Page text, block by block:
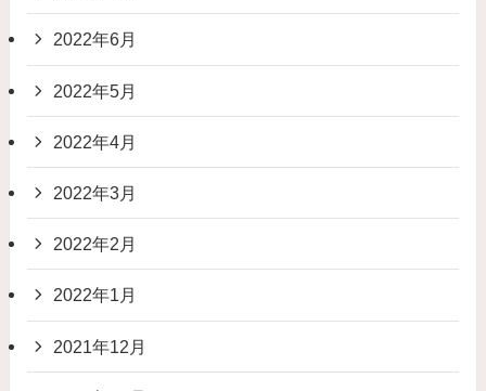
2022年6月
2022年5月
2022年4月
2022年3月
2022年2月
2022年1月
2021年12月